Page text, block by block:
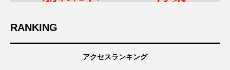
RANKING
アクセスランキング